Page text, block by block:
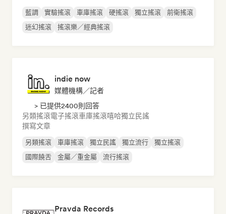
藍調 實驗搖滾 車庫搖滾 硬搖滾 獨立搖滾
前衛搖滾
迷幻搖滾
搖滾樂／經典搖滾
indie now
媒體機構／記者
> 已提供2400則回答
另類搖滾電子搖滾車庫搖滾嘻哈獨立民謠
撰寫文章
另類搖滾 車庫搖滾 獨立民謠 獨立流行
獨立搖滾
國際饒舌
金屬／重金屬 流行搖滾
Pravda Records